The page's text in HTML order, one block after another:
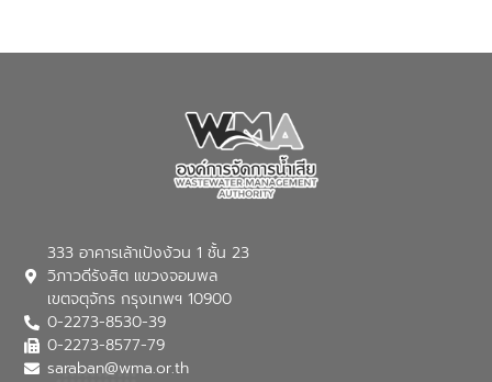
ณ เทศบาลตำบลบางเลน จังหวัดนครปฐม
333 อาคารเล้าเป้งง้วน 1 ชั้น 23
วิภาวดีรังสิต แขวงจอมพล
เขตจตุจักร กรุงเทพฯ 10900
0-2273-8530-39
0-2273-8577-79
saraban@wma.or.th